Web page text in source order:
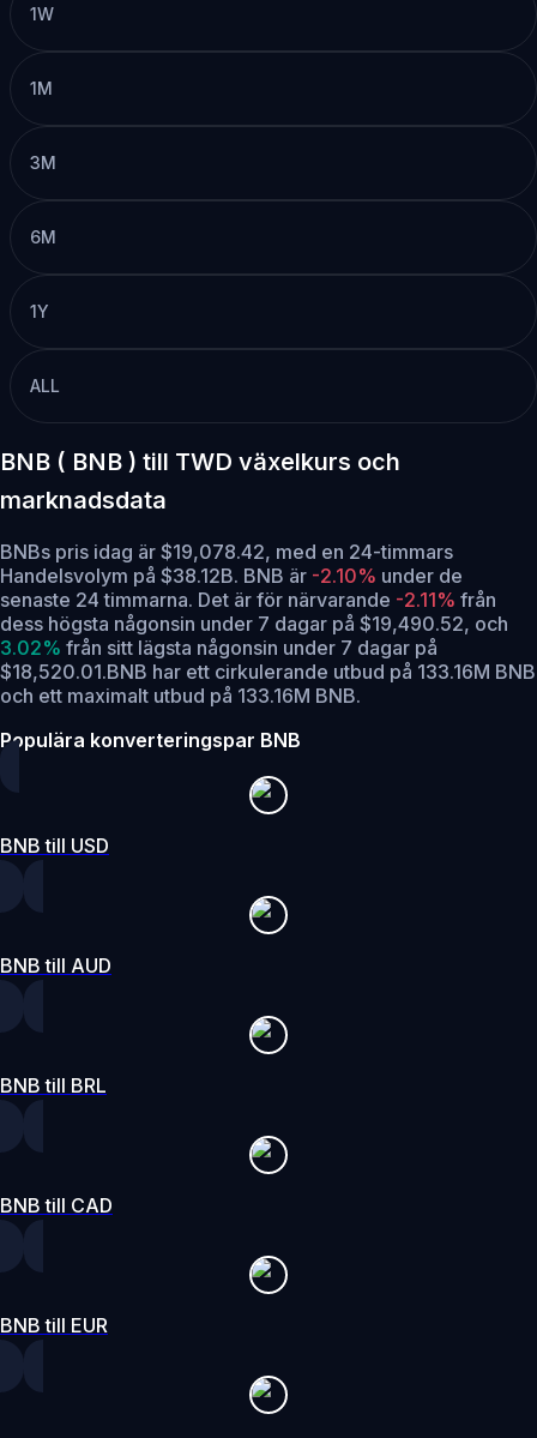
1W
1M
3M
6M
1Y
ALL
BNB ( BNB ) till TWD växelkurs och
marknadsdata
BNBs pris idag är $19,078.42, med en 24-timmars
Handelsvolym på $38.12B. BNB är -2.10% under de
senaste 24 timmarna. Det är för närvarande -2.11% från
dess högsta någonsin under 7 dagar på $19,490.52, och
3.02% från sitt lägsta någonsin under 7 dagar på
$18,520.01.BNB har ett cirkulerande utbud på 133.16M BNB
och ett maximalt utbud på 133.16M BNB.
Populära konverteringspar BNB
BNB till USD
BNB till AUD
BNB till BRL
BNB till CAD
BNB till EUR